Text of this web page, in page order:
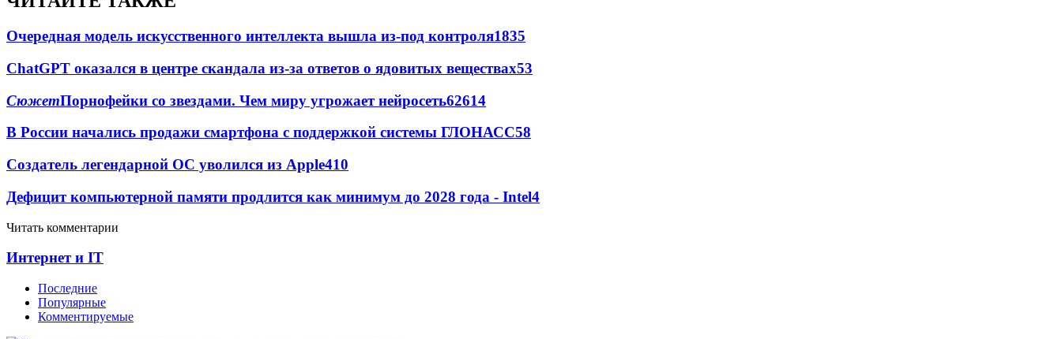
Очередная модель искусственного интеллекта вышла из-под контроля1835
ChatGPT оказался в центре скандала из-за ответов о ядовитых веществах53
СюжетПорнофейки со звездами. Чем миру угрожает нейросеть62614
В России начались продажи смартфона с поддержкой системы ГЛОНАСС58
Создатель легендарной ОС уволился из Apple410
Дефицит компьютерной памяти продлится как минимум до 2028 года - Intel4
Читать комментарии
Интернет и IT
Последние
Популярные
Комментируемые